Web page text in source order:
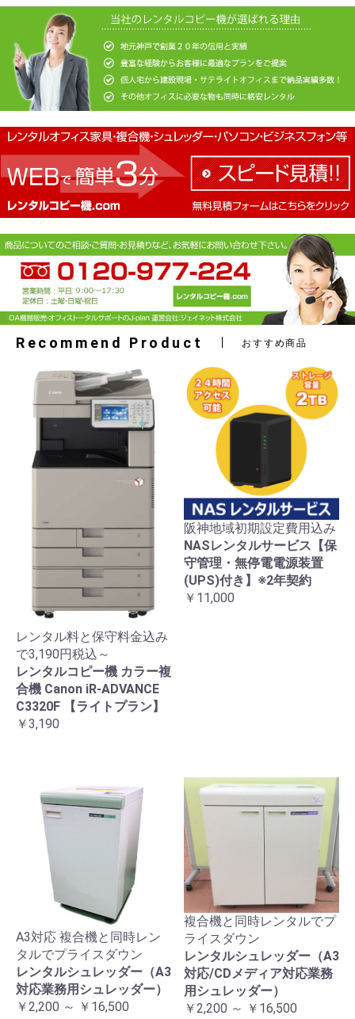
お買い物を続ける
Recommend Product おすすめ商品
レンタル料と保守料金込み
で3,190円税込～
レンタルコピー機 カラー複
合機 Canon iR-ADVANCE
C3320F 【ライトプラン】
￥3,190
阪神地域初期設定費用込み
NASレンタルサービス【保
守管理・無停電電源装置
(UPS)付き】※2年契約
￥11,000
A3対応 複合機と同時レン
タルでプライスダウン
レンタルシュレッダー（A3
対応業務用シュレッダー）
￥2,200 ～ ￥16,500
複合機と同時レンタルでプ
ライスダウン
レンタルシュレッダー（A3
対応/CDメディア対応業務
用シュレッダー）
￥2,200 ～ ￥16,500